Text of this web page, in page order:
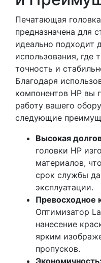
Печатающая
предназначена для
идеально подходит
использования, где
точность и
Благодаря
компонентов HP вы
работу вашего
следующие
Высокая
головки HP
материалов,
срок службы
эксплуатации.
Превосходное
Оптимизатор
нанесение
ярким
пропусков.